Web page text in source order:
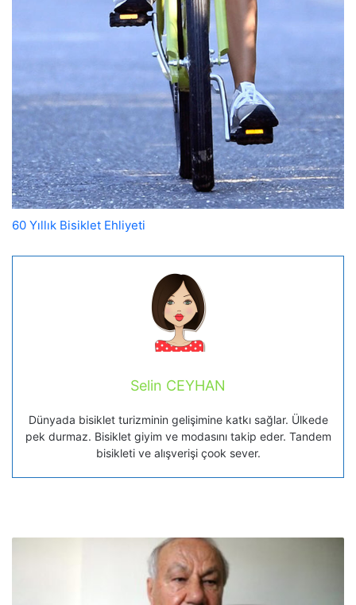
60 Yıllık Bisiklet Ehliyeti
Selin CEYHAN
Dünyada bisiklet turizminin gelişimine katkı sağlar. Ülkede
pek durmaz. Bisiklet giyim ve modasını takip eder. Tandem
bisikleti ve alışverişi çook sever.